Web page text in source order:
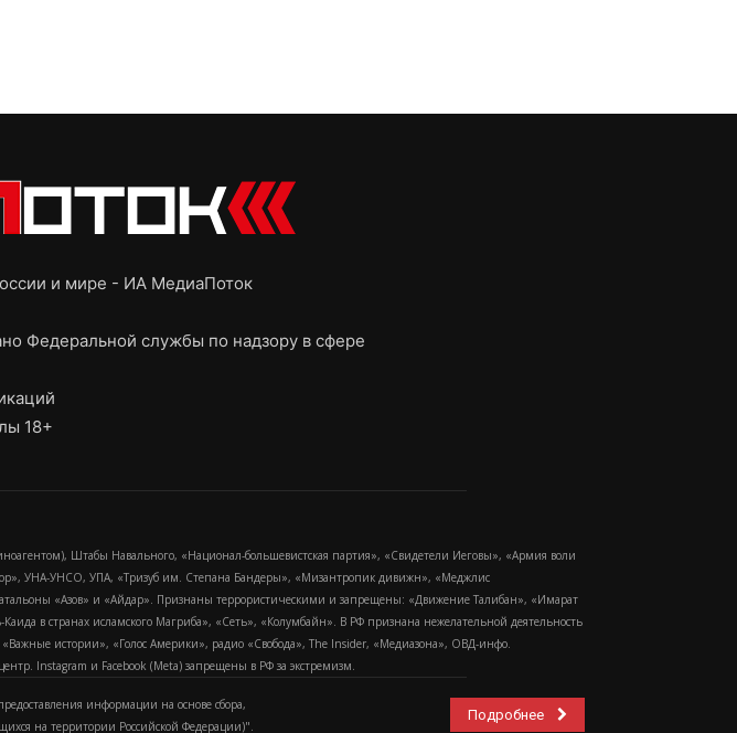
и мире - ИА МедиаПоток
Федеральной службы по надзору в сфере
18+
Штабы Навального, «Национал-большевистская партия», «Свидетели Иеговы», «Армия воли
УНА-УНСО, УПА, «Тризуб им. Степана Бандеры», «Мизантропик дивижн», «Меджлис
«Азов» и «Айдар». Признаны террористическими и запрещены: «Движение Талибан», «Имарат
в странах исламского Магриба», «Сеть», «Колумбайн». В РФ признана нежелательной деятельность
истории», «Голос Америки», радио «Свобода», The Insider, «Медиазона», ОВД-инфо.
Instagram и Facebook (Metа) запрещены в РФ за экстремизм.
информации на основе сбора,
на территории Российской Федерации)".
Подробнее